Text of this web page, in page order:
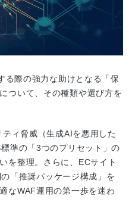
る際の強力な助けとなる「保
ついて、その種類や選び方を
ィ脅威（生成AIを悪用した
準の「3つのプリセット」の
を整理。さらに、ECサイト
「推奨パッケージ構成」を
なWAF運用の第一歩を迷わ